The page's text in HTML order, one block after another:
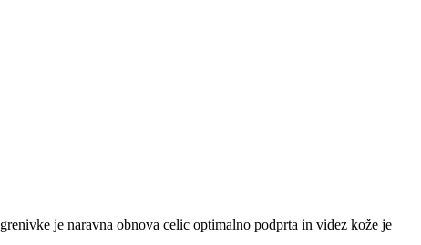
je naravna obnova celic optimalno podprta in videz kože je